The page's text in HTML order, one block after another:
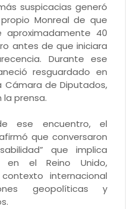
suspicacias generó
Monreal de que
aproximadamente 40
antes de que iniciara
Durante ese
resguardado en
Cámara de Diputados,
prensa.
ese encuentro, el
que conversaron
que implica
en el Reino Unido,
internacional
geopolíticas y